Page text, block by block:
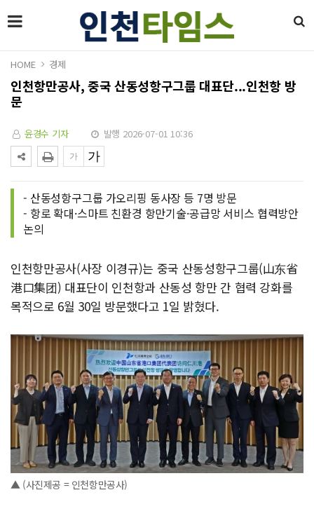
HOME 경제
인천항만공사, 중국 산동성항구그룹 대표단...인천항 방
문
윤경수 기자 발행 2026-07-01 10:36
- 산동성항구그룹 가오리핑 동사장 등 7명 방문
- 항로 확대·스마트 친환경 항만기술·공급망 서비스 협력방안
논의
인천항만공사(사장 이경규)는 중국 산동성항구그룹(⼭东省
港⼝集团) 대표단이 인천항과 산동성 항만 간 협력 강화를
목적으로 6월 30일 방문했다고 1일 밝혔다.
▲ (사진제공 = 인천항만공사)